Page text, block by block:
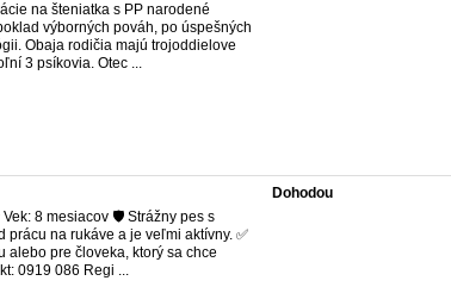
na šteniatka s PP narodené
výborných pováh, po úspešných
Obaja rodičia majú trojoddielove
3 psíkovia. Otec ...
8 mesiacov 🛡️ Strážny pes s
na rukáve a je veľmi aktívny. ✅
alebo pre človeka, ktorý sa chce
0919 086 Regi ...
Dohodou